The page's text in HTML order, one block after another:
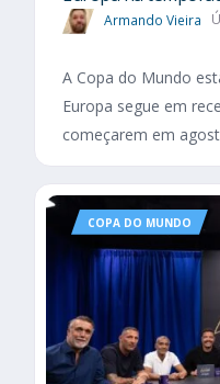
Armando Vieira
A Copa do Mundo
Europa segue em
começarem em
COPA DO MUNDO